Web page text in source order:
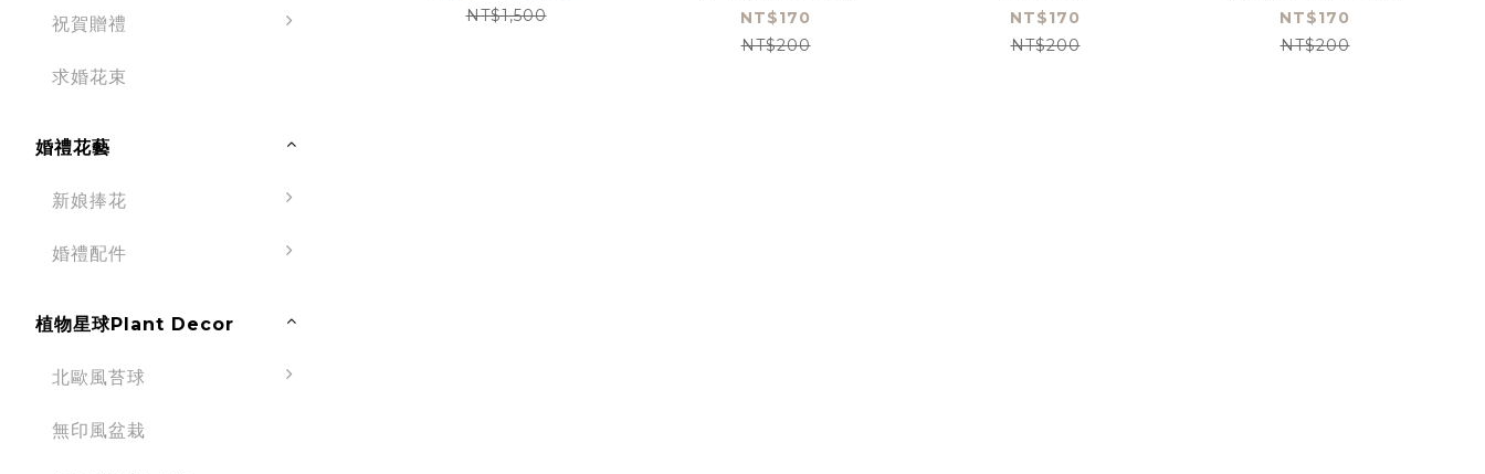
祝賀贈禮
求婚花束
婚禮花藝
新娘捧花
婚禮配件
植物星球Plant Decor
北歐風苔球
無印風盆栽
NT$1,500
NT$170
NT$200
NT$170
NT$200
NT$170
NT$200